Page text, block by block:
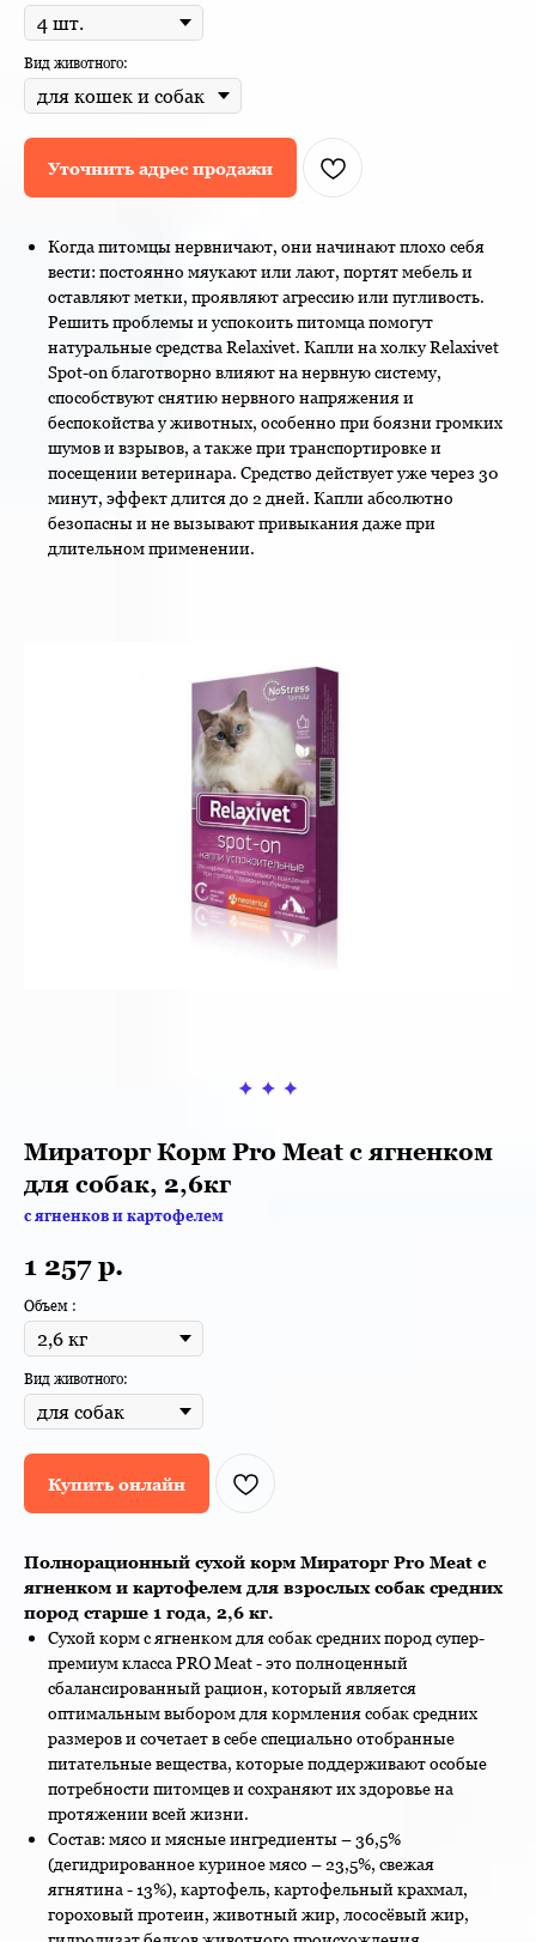
Вид животного:
Уточнить адрес продажи
Когда питомцы нервничают, они начинают плохо себя
вести: постоянно мяукают или лают, портят мебель и
оставляют метки, проявляют агрессию или пугливость.
Решить проблемы и успокоить питомца помогут
натуральные средства Relaxivet. Капли на холку Relaxivet
Spot-on благотворно влияют на нервную систему,
способствуют снятию нервного напряжения и
беспокойства у животных, особенно при боязни громких
шумов и взрывов, а также при транспортировке и
посещении ветеринара. Средство действует уже через 30
минут, эффект длится до 2 дней. Капли абсолютно
безопасны и не вызывают привыкания даже при
длительном применении.
Мираторг Корм Pro Meat с ягненком
для собак, 2,6кг
с ягненков и картофелем
1 257 р.
Объем :
Вид животного:
Купить онлайн
Полнорационный сухой корм Мираторг Pro Meat с
ягненком и картофелем для взрослых собак средних
пород старше 1 года, 2,6 кг.
Сухой корм с ягненком для собак средних пород супер-
премиум класса PRO Meat - это полноценный
сбалансированный рацион, который является
оптимальным выбором для кормления собак средних
размеров и сочетает в себе специально отобранные
питательные вещества, которые поддерживают особые
потребности питомцев и сохраняют их здоровье на
протяжении всей жизни.
Состав: мясо и мясные ингредиенты – 36,5%
(дегидрированное куриное мясо – 23,5%, свежая
ягнятина - 13%), картофель, картофельный крахмал,
гороховый протеин, животный жир, лососёвый жир,